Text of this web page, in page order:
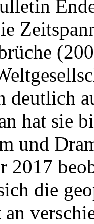
deutlich
hat sie
und
2017
die